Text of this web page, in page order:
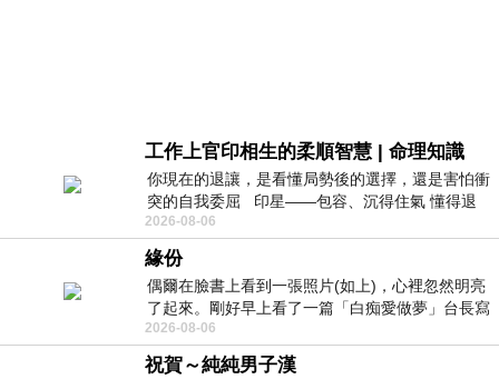
工作上官印相生的柔順智慧 | 命理知識
你現在的退讓，是看懂局勢後的選擇，還是害怕衝
突的自我委屈 印星——包容、沉得住氣 懂得退
一步觀察，不會
2026-08-06
緣份
偶爾在臉書上看到一張照片(如上)，心裡忽然明亮
了起來。剛好早上看了一篇「白痴愛做夢」台長寫
的貼文，在回顧年輕時瘋狂愛上
2026-08-06
祝賀～純純男子漢